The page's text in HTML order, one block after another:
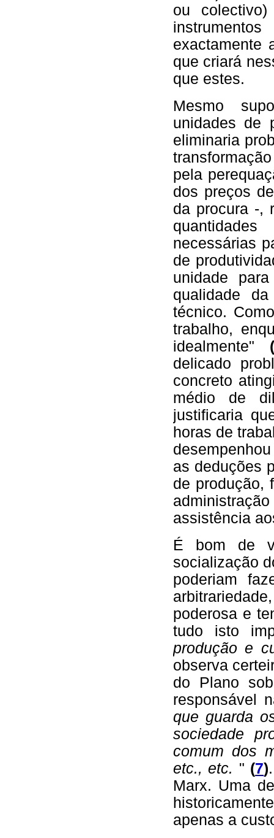
ou
exactamente
que criará
que estes.
Mesmo
unidades de
eliminaria
pela
dos preços
da procura -,
necessárias
de
unidade
qualidade
técnico.
trabalho,
idealmente"
delicado
concreto
médio de
justificaria
horas de
as deduções
de produção,
assistência
É bom de
socialização
poderiam
poderosa e
tudo isto
produção e
observa
do Plano
responsável
que guarda
sociedade
comum dos
etc., etc. " (7)
Marx. Uma
apenas a